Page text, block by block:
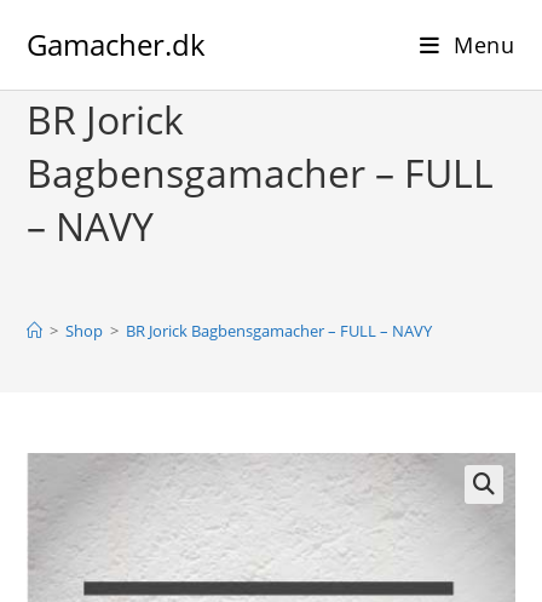
Gamacher.dk Menu
BR Jorick
Bagbensgamacher – FULL
– NAVY
> Shop > BR Jorick Bagbensgamacher – FULL – NAVY